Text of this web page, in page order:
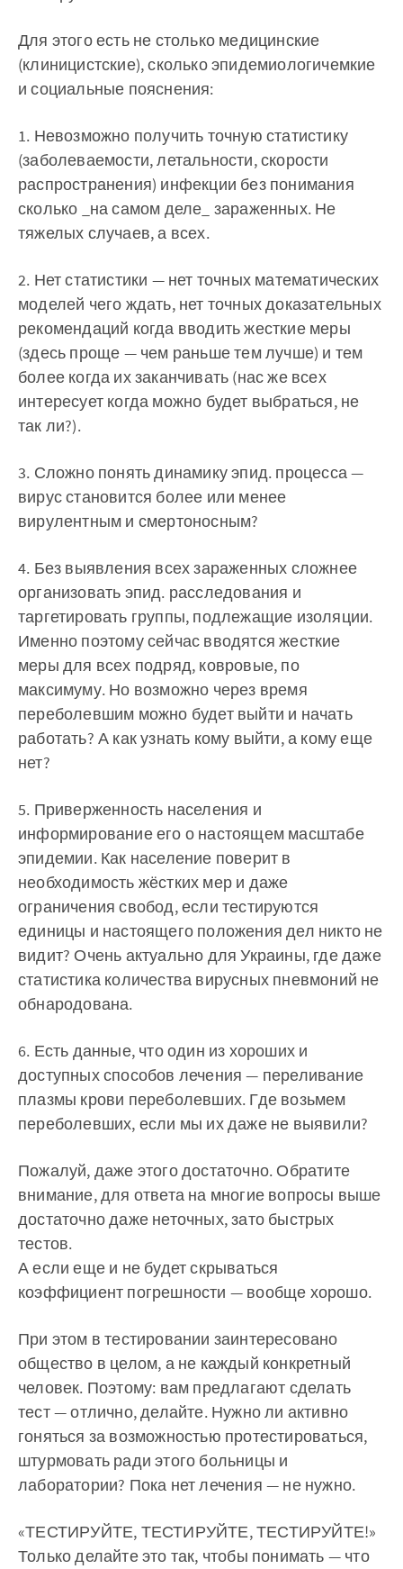
Для этого есть не столько медицинские
(клиницистские), сколько эпидемиологичемкие
и социальные пояснения:
1. Невозможно получить точную статистику
(заболеваемости, летальности, скорости
распространения) инфекции без понимания
сколько _на самом деле_ зараженных. Не
тяжелых случаев, а всех.
2. Нет статистики — нет точных математических
моделей чего ждать, нет точных доказательных
рекомендаций когда вводить жесткие меры
(здесь проще — чем раньше тем лучше) и тем
более когда их заканчивать (нас же всех
интересует когда можно будет выбраться, не
так ли?).
3. Сложно понять динамику эпид. процесса —
вирус становится более или менее
вирулентным и смертоносным?
4. Без выявления всех зараженных сложнее
организовать эпид. расследования и
таргетировать группы, подлежащие изоляции.
Именно поэтому сейчас вводятся жесткие
меры для всех подряд, ковровые, по
максимуму. Но возможно через время
переболевшим можно будет выйти и начать
работать? А как узнать кому выйти, а кому еще
нет?
5. Приверженность населения и
информирование его о настоящем масштабе
эпидемии. Как население поверит в
необходимость жёстких мер и даже
ограничения свобод, если тестируются
единицы и настоящего положения дел никто не
видит? Очень актуально для Украины, где даже
статистика количества вирусных пневмоний не
обнародована.
6. Есть данные, что один из хороших и
доступных способов лечения — переливание
плазмы крови переболевших. Где возьмем
переболевших, если мы их даже не выявили?
Пожалуй, даже этого достаточно. Обратите
внимание, для ответа на многие вопросы выше
достаточно даже неточных, зато быстрых
тестов.
А если еще и не будет скрываться
коэффициент погрешности — вообще хорошо.
При этом в тестировании заинтересовано
общество в целом, а не каждый конкретный
человек. Поэтому: вам предлагают сделать
тест — отлично, делайте. Нужно ли активно
гоняться за возможностью протестироваться,
штурмовать ради этого больницы и
лаборатории? Пока нет лечения — не нужно.
«ТЕСТИРУЙТЕ, ТЕСТИРУЙТЕ, ТЕСТИРУЙТЕ!»
Только делайте это так, чтобы понимать — что